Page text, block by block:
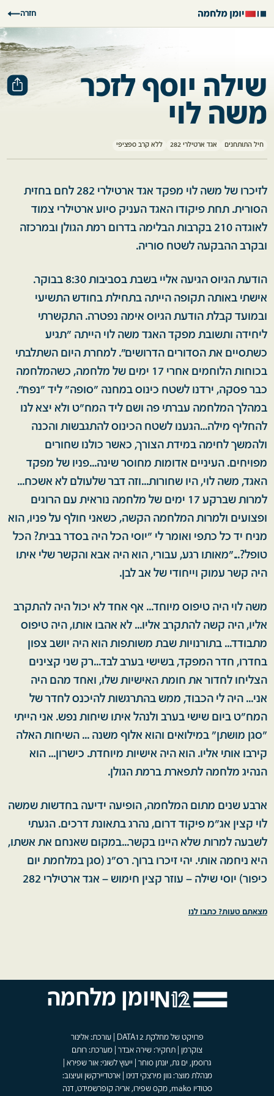
חזרה
שילה יוסף לזכר
משה לוי
חיל התותחנים אגד ארטילרי 282 ללא קרב ספציפי
לזיכרו של משה לוי מפקד אגד ארטילרי 282 לחם בחזית
הסורית. תחת פיקודו האגד העניק סיוע ארטילרי צמוד
לאוגדה 210 בקרבות הבלימה בדרום רמת הגולן ובמרכזה
ובקרב ההבקעה לשטח סוריה.
הודעת הגיוס הגיעה אליי בשבת בסביבות 8:30 בבוקר.
אישתי באותה תקופה הייתה בתחילת בחודש התשיעי
ובמועד קבלת הודעת הגיוס אימה נפטרה. התקשרתי
ליחידה ותשובת מפקד האגד משה לוי הייתה "תגיע
כשתסיים את הסדורים הדרושים". למחרת היום השתלבתי
בכוחות הלוחמים אחרי 17 ימים של מלחמה, כשהמלחמה
כבר פסקה, ירדנו לשטח כינוס במחנה "סופה" ליד "נפח".
במהלך המלחמה עברתי פה ושם ליד המח"ט ולא יצא לנו
להחליף מילה...הגענו לשטח הכינוס להתגבשות והכנה
ולהמשך לחימה במידת הצורך, כאשר כולנו שחורים
מפויחים. העיניים אדומות מחוסר שינה...פניו של מפקד
האגד, משה לוי, היו שחורות...וזה דבר שלעולם לא אשכח...
למרות שברקע 17 ימים של מלחמה נוראית עם הרוגים
ופצועים ולמרות המלחמה הקשה, כשאני חולף על פניו, הוא
מניח יד כל כתפי ואומר לי "יוסי הכל היה בסדר בבית? הכל
טופל?..."מאותו רגע, עבורי, הוא היה אבא והקשר שלי איתו
היה קשר עמוק וייחודי של אב לבן.
משה לוי היה טיפוס מיוחד... אף אחד לא יכול היה להתקרב
אליו, היה קשה להתקרב אליו... לא אהבו אותו, היה טיפוס
מתבודד... בתורנויות שבת משותפות הוא היה יושב צפון
בחדרו, חדר המפקד, בשישי בערב לבד...רק שני קצינים
הצליחו לחדור את חומת האישיות שלו, ואחד מהם היה
אני... היה לי הכבוד, ממש בהתרגשות להיכנס לחדר של
המח"ט ביום שישי בערב ולנהל איתו שיחות נפש. אני הייתי
"סגן מושתן" במילואים והוא אלוף משנה ... השיחות האלה
קירבו אותי אליו. הוא היה אישיות מיוחדת. כישרון... הוא
הנהיג מלחמה לתפארת ברמת הגולן.
ארבע שנים מתום המלחמה, הופיעה ידיעה בחדשות שמשה
לוי קצין אג"מ פיקוד דרום, נהרג בתאונת דרכים. הגעתי
לשבעה למרות שלא היינו בקשר...במקום שאנחם את אשתו,
היא ניחמה אותי. יהי זיכרו ברוך. רס"נ (סגן במלחמת יום
כיפור) יוסי שילה – עוזר קצין חימוש – אגד ארטילרי 282
מצאתם טעות? כתבו לנו
יומן מלחמה
פרויקט של מחלקת DATA12 | עורכת: אלינור
צוקרמן | תחקיר: שירה אבדר | מערכת: רותם
גרוסמן, ים גת, יונתן סוחר | ייעוץ לשוני: אור שפירא |
מנהלת מוצר: גוון מירצקי דנינו | ארטדיירקשן ועיצוב:
סטודיו mako, מקס שפירו, אריה קופרשמידט, דנה